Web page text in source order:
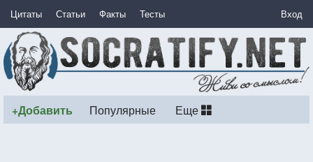
Цитаты Статьи Факты Тесты Вход
+Добавить Популярные Еще